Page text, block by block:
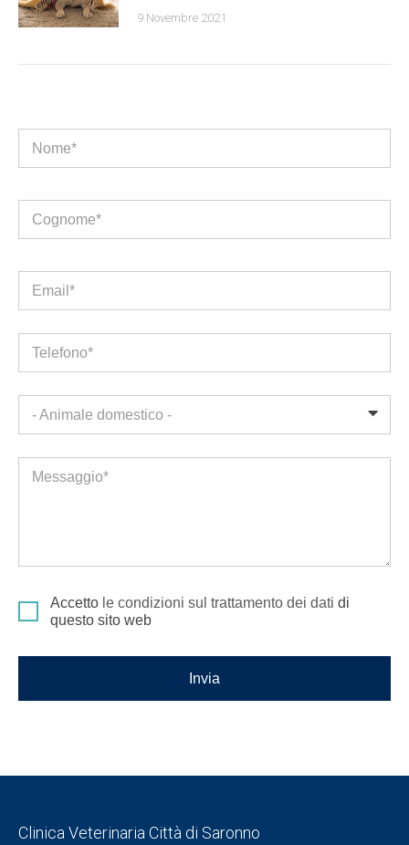
9 Novembre 2021
Nome*
Cognome*
Email*
Telefono*
- Animale domestico -
Messaggio*
Accetto le condizioni sul trattamento dei dati di
questo sito web
Invia
Clinica Veterinaria Città di Saronno